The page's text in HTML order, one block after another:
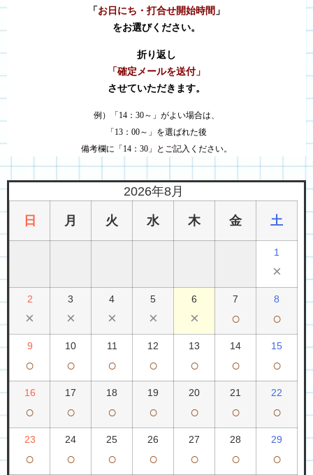
「 お日にち・打合せ開始時間 」
をお選びください。
折り返し
「確定メールを送付」
させていただきます。
例）「14：30～」がよい場合は、
「13：00～」を選ばれた後
備考欄に「14：30」とご記入ください。
2026年8月
日 月 火 水 木 金 土
1
×
2
×
3
×
4
×
5
×
6
×
7
○
8
○
9
○
10
○
11
○
12
○
13
○
14
○
15
○
16
○
17
○
18
○
19
○
20
○
21
○
22
○
23
○
24
○
25
○
26
○
27
○
28
○
29
○